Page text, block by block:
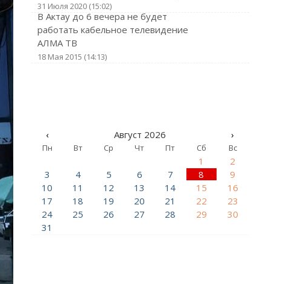
31 Июля 2020 (15:02)
В Актау до 6 вечера не будет
работать кабельное телевидение
АЛМА ТВ
18 Мая 2015 (14:13)
‹ Август 2026 ›
Пн Вт Ср Чт Пт Сб Вс
1
2
3
4 5 6 7 8
9
10
11 12 13 14 15
16
17
18 19 20 21 22
23
24
25 26 27 28 29
30
31